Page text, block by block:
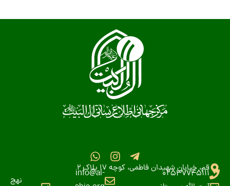
قم، خیابان شهیدان فاطمی، کوچه 17 پلاک 2
02537745111
info@al-
نهج